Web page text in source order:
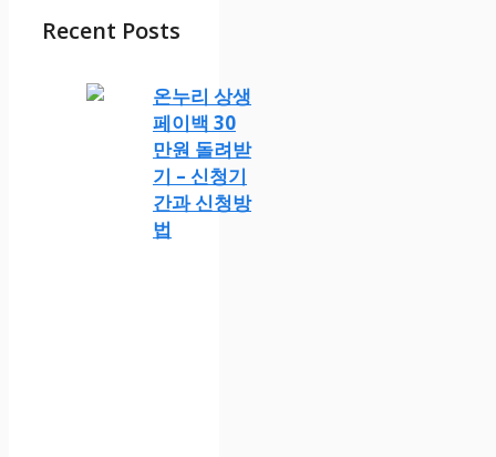
Recent Posts
온누리 상생
페이백 30
만원 돌려받
기 – 신청기
간과 신청방
법